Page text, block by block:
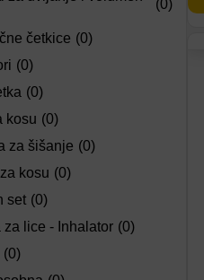
(0)
četkice (0)
(0)
(0)
kosu (0)
za šišanje (0)
kosu (0)
set (0)
za lice - Inhalator (0)
(0)